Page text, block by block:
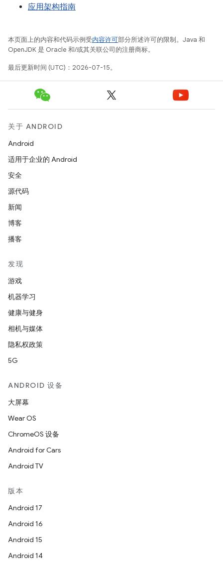
应用架构指南
本页面上的内容和代码示例受内容许可部分所述许可的限制。Java 和
OpenJDK 是 Oracle 和/或其关联公司的注册商标。
最后更新时间 (UTC)：2026-07-15。
关于 ANDROID
Android
适用于企业的 Android
安全
源代码
新闻
博客
播客
发现
游戏
机器学习
健康与健身
相机与媒体
隐私权政策
5G
ANDROID 设备
大屏幕
Wear OS
ChromeOS 设备
Android for Cars
Android TV
版本
Android 17
Android 16
Android 15
Android 14